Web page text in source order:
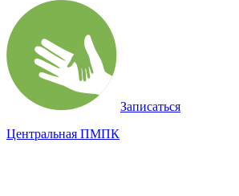
Записаться
Центральная ПМПК